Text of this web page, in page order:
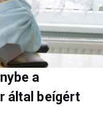
a
által beígért